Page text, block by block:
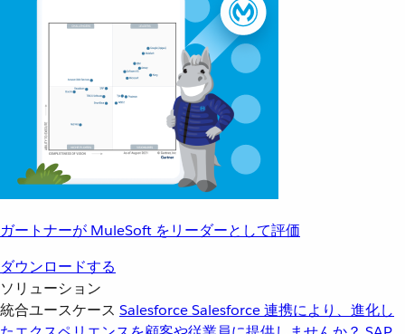
ガートナーが MuleSoft をリーダーとして評価
ダウンロードする
ソリューション
統合ユースケース SalesforceSalesforce 連携により、進化し